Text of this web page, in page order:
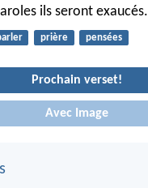
ils seront exaucés.
prière pensées
Prochain verset!
Avec Image